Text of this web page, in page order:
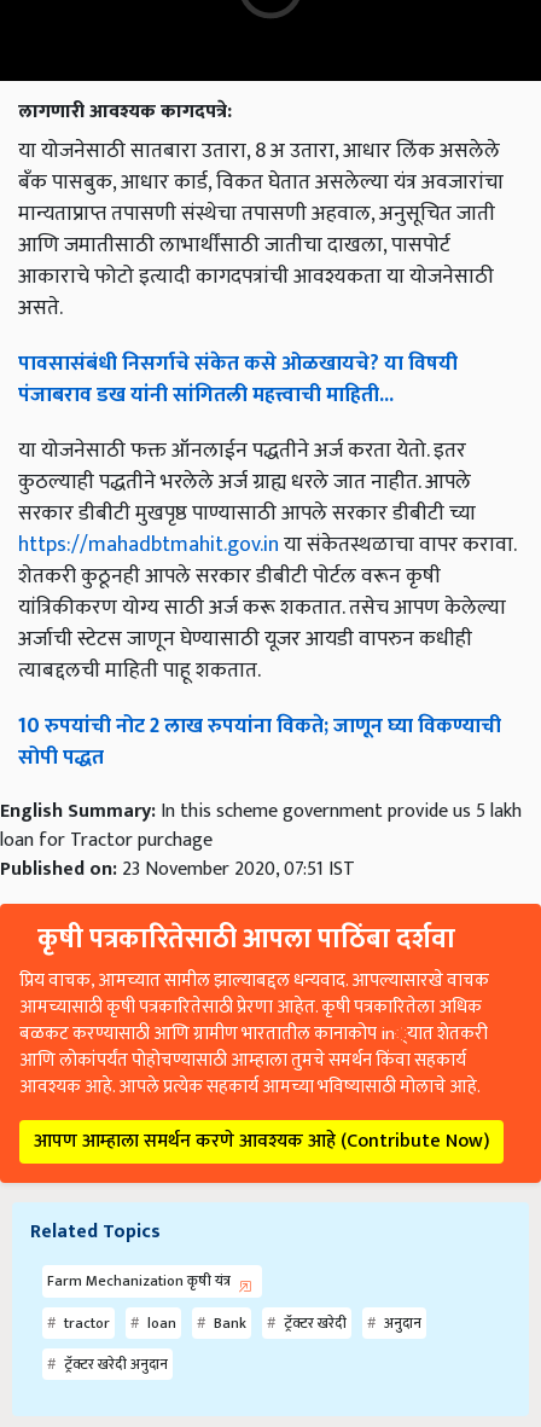
लागणारी आवश्यक कागदपत्रे:
या योजनेसाठी सातबारा उतारा, 8 अ उतारा, आधार लिंक असलेले
बँक पासबुक, आधार कार्ड, विकत घेतात असलेल्या यंत्र अवजारांचा
मान्यताप्राप्त तपासणी संस्थेचा तपासणी अहवाल, अनुसूचित जाती
आणि जमातीसाठी लाभार्थींसाठी जातीचा दाखला, पासपोर्ट
आकाराचे फोटो इत्यादी कागदपत्रांची आवश्यकता या योजनेसाठी
असते.
पावसासंबंधी निसर्गाचे संकेत कसे ओळखायचे? या विषयी
पंजाबराव डख यांनी सांगितली महत्त्वाची माहिती...
या योजनेसाठी फक्त ऑनलाईन पद्धतीने अर्ज करता येतो. इतर
कुठल्याही पद्धतीने भरलेले अर्ज ग्राह्य धरले जात नाहीत. आपले
सरकार डीबीटी मुखपृष्ठ पाण्यासाठी आपले सरकार डीबीटी च्या
https://mahadbtmahit.gov.inया संकेतस्थळाचा वापर करावा.
शेतकरी कुठूनही आपले सरकार डीबीटी पोर्टल वरून कृषी
यांत्रिकीकरण योग्य साठी अर्ज करू शकतात. तसेच आपण केलेल्या
अर्जाची स्टेटस जाणून घेण्यासाठी यूजर आयडी वापरुन कधीही
त्याबद्दलची माहिती पाहू शकतात.
10 रुपयांची नोट 2 लाख रुपयांना विकते; जाणून घ्या विकण्याची
सोपी पद्धत
English Summary:In this scheme government provide us 5 lakh
loan for Tractor purchage
Published on:23 November 2020, 07:51 IST
कृषी पत्रकारितेसाठी आपला पाठिंबा दर्शवा
प्रिय वाचक, आमच्यात सामील झाल्याबद्दल धन्यवाद. आपल्यासारखे वाचक
आमच्यासाठी कृषी पत्रकारितेसाठी प्रेरणा आहेत. कृषी पत्रकारितेला अधिक
बळकट करण्यासाठी आणि ग्रामीण भारतातील कानाकोप in्यात शेतकरी
आणि लोकांपर्यंत पोहोचण्यासाठी आम्हाला तुमचे समर्थन किंवा सहकार्य
आवश्यक आहे. आपले प्रत्येक सहकार्य आमच्या भविष्यासाठी मोलाचे आहे.
आपण आम्हाला समर्थन करणे आवश्यक आहे (Contribute Now)
Related Topics
Farm Mechanization कृषी यंत्र
tractor
loan Bank ट्रॅक्टर खरेदी
अनुदान
ट्रॅक्टर खरेदी अनुदान